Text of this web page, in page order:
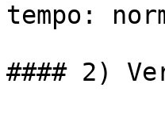
tempo:
#### 2)